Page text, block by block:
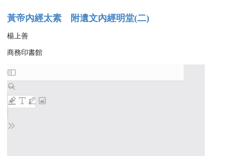
黃帝內經太素 附遺文內經明堂(二)
楊上善
商務印書館